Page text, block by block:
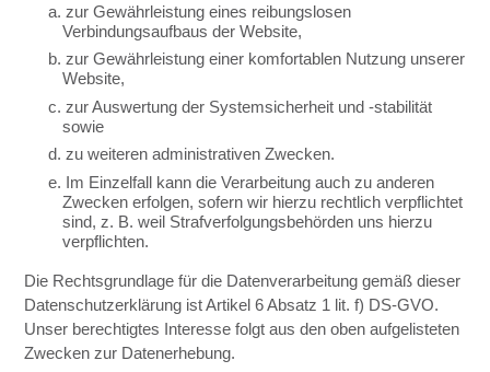
a. zur Gewährleistung eines reibungslosen
Verbindungsaufbaus der Website,
b. zur Gewährleistung einer komfortablen Nutzung unserer
Website,
c. zur Auswertung der Systemsicherheit und -stabilität
sowie
d. zu weiteren administrativen Zwecken.
e. Im Einzelfall kann die Verarbeitung auch zu anderen
Zwecken erfolgen, sofern wir hierzu rechtlich verpflichtet
sind, z. B. weil Strafverfolgungsbehörden uns hierzu
verpflichten.
Die Rechtsgrundlage für die Datenverarbeitung gemäß dieser
Datenschutzerklärung ist Artikel 6 Absatz 1 lit. f) DS-GVO.
Unser berechtigtes Interesse folgt aus den oben aufgelisteten
Zwecken zur Datenerhebung.